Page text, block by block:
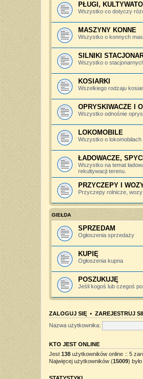
PŁUGI,
Wszystko co dotyczy
MASZYNY KONNE
Wszystko o konnych
SILNIKI
Wszystko o
KOSIARKI
Wszelkiego rodzaju
OPRYSKIWACZE I
Wszystko odnośnie
LOKOMOBILE
Wszystko o
ŁADOWACZE,
Wszystko na temat
rekultywacji terenu.
PRZYCZEPY I
Przyczepy rolnicze,
GIEŁDA
SPRZEDAM
Ogłoszenia sprzedaży
KUPIĘ
Ogłoszenia kupna
POSZUKUJĘ
Jeśli kogoś lub czegoś
ZALOGUJ SIĘ • ZAREJESTRUJ
Nazwa użytkownika:
KTO JEST ONLINE
Jest 138 użytkowników online :: 5
Najwięcej użytkowników (15009)